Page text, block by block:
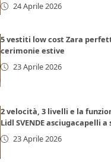
24 Aprile 2026
5 vestiti low cost Zara
cerimonie estive
23 Aprile 2026
2 velocità, 3 livelli e la
Lidl SVENDE asciugacapelli a
23 Aprile 2026